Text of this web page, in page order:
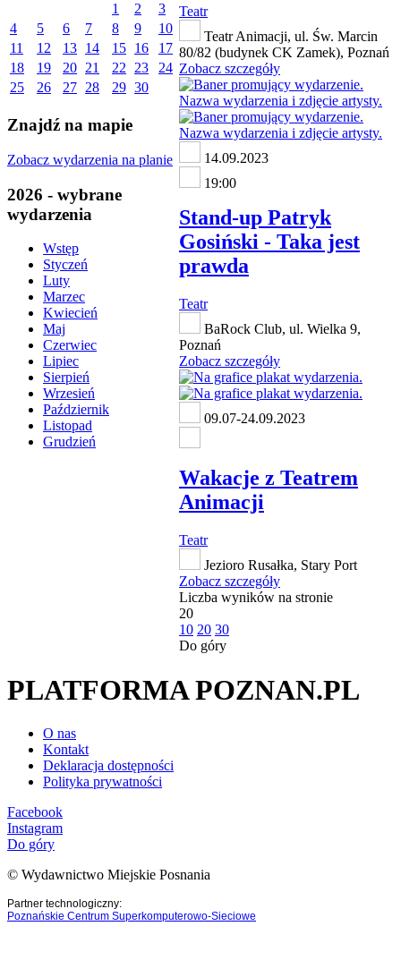
1
2
3
4
5 6 7 8 9
10
11
12 13 14 15 16
17
18
19 20 21 22 23
24
25
26 27 28 29 30
Znajdź na mapie
Zobacz wydarzenia na planie
2026 - wybrane
wydarzenia
Wstęp
Styczeń
Luty
Marzec
Kwiecień
Maj
Czerwiec
Lipiec
Sierpień
Wrzesień
Październik
Listopad
Grudzień
Teatr
Teatr Animacji, ul. Św. Marcin
80/82 (budynek CK Zamek), Poznań
Zobacz szczegóły
14.09.2023
19:00
Stand-up Patryk
Gosiński - Taka jest
prawda
Teatr
BaRock Club, ul. Wielka 9,
Poznań
Zobacz szczegóły
09.07-24.09.2023
Wakacje z Teatrem
Animacji
Teatr
Jezioro Rusałka, Stary Port
Zobacz szczegóły
Liczba wyników na stronie
20
10 20 30
Do góry
PLATFORMA POZNAN.PL
O nas
Kontakt
Deklaracja dostępności
Polityka prywatności
Facebook
Instagram
Do góry
© Wydawnictwo Miejskie Posnania
Partner technologiczny:
Poznańskie Centrum Superkomputerowo-Sieciowe